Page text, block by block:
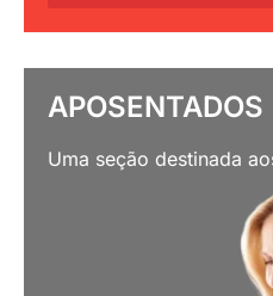
APOSENTADOS
Uma seção destinada